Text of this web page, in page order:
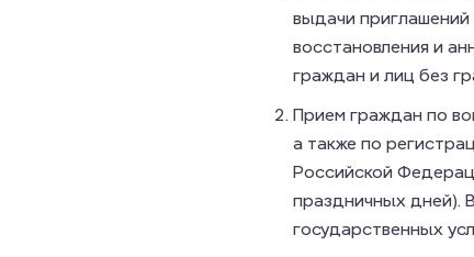
выдачи
восстановления и
граждан и лиц без
Прием граждан по
а также по
Российской
праздничных дней).
государственных